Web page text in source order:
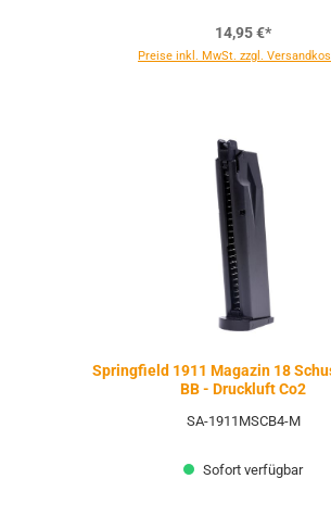
14,95 €*
Preise inkl. MwSt. zzgl.
Springfield 1911 Magazin 18
BB - Druckluft Co2
SA-1911MSCB4-M
Sofort verfügbar